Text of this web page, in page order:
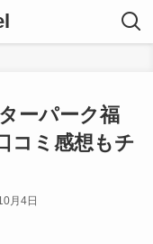
ーパーク福
コミ感想もチ
月4日